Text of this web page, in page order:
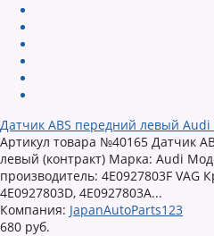
Датчик ABS передний левый Audi
Артикул товара №40165 Датчик
левый (контракт) Марка: Audi
производитель: 4E0927803F VAG
4E0927803D, 4E0927803A...
Компания: JapanAutoParts123
680 руб.